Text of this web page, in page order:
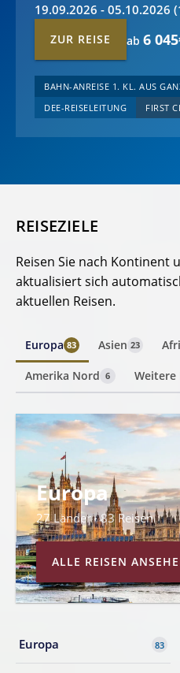
19.09.2026 - 05.10.2026
ZUR REISE ab 6
BAHN-ANREISE 1. KL. AUS
DEE-REISELEITUNG
FIRST
REISEZIELE
Reisen Sie nach
aktualisiert sich
aktuellen Reisen.
Europa 83 Asien 23
Amerika Nord 6 Weitere
Europa
27 Länder · 83 Reisen
ALLE REISEN
Europa 83